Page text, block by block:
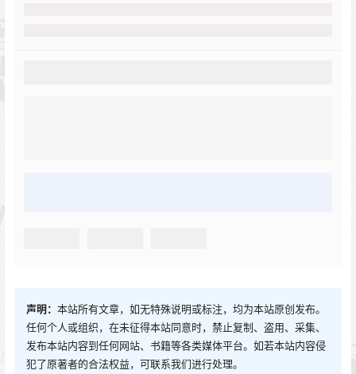
声明： 本站所有文章，如无特殊说明或标注，均为本站原创发布。
任何个人或组织，在未征得本站同意时，禁止复制、盗用、采集、
发布本站内容到任何网站、书籍等各类媒体平台。如若本站内容侵
犯了原著者的合法权益，可联系我们进行处理。